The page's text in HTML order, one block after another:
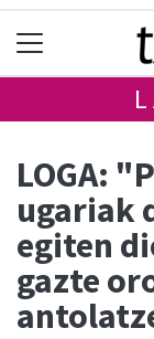
LOGA:
ugariak
egiten
gazte